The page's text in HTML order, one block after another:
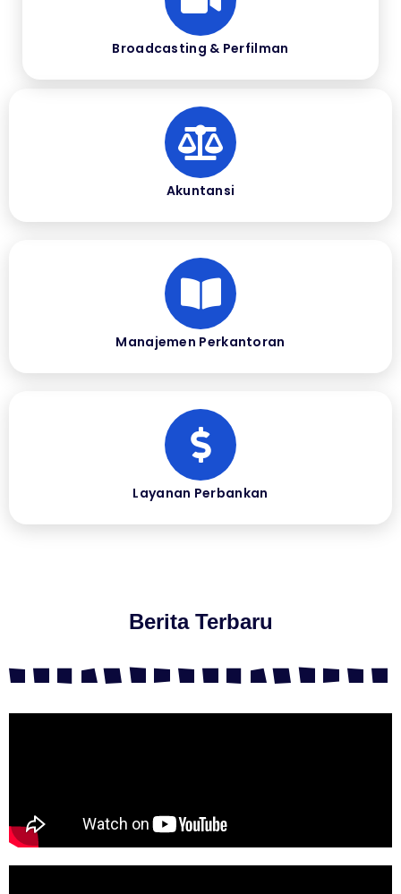
Broadcasting & Perfilman
Akuntansi
Manajemen Perkantoran
Layanan Perbankan
Berita Terbaru